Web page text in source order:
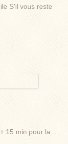
S'il vous reste
15 min pour la...